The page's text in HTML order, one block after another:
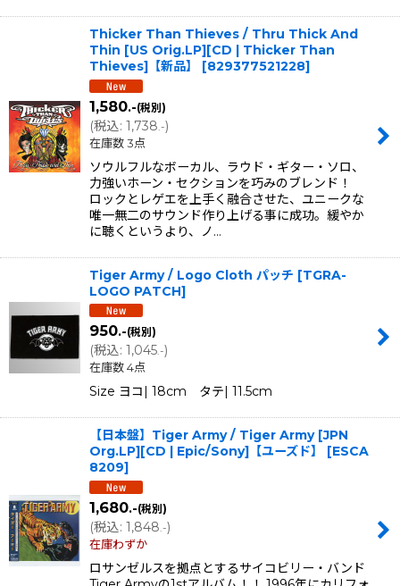
Thicker Than Thieves / Thru Thick And
Thin [US Orig.LP][CD | Thicker Than
Thieves]【新品】
[829377521228]
1,580.-(税別)
(税込: 1,738 .-)
在庫数 3点
ソウルフルなボーカル、ラウド・ギター・ソロ、
力強いホーン・セクションを巧みのブレンド！
ロックとレゲエを上手く融合させた、ユニークな
唯一無二のサウンド作り上げる事に成功。緩やか
に聴くというより、ノ…
Tiger Army / Logo Cloth パッチ [TGRA-
LOGO PATCH]
950.-(税別)
(税込: 1,045.-)
在庫数 4点
Size ヨコ| 18cm タテ| 11.5cm
【日本盤】Tiger Army / Tiger Army [JPN
Org.LP][CD | Epic/Sony]【ユーズド】
[ESCA
8209]
1,680.-(税別)
(税込: 1,848.-)
在庫わずか
ロサンゼルスを拠点とするサイコビリー・バンド